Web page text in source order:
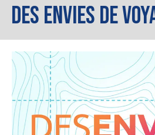
DES ENVIES DE